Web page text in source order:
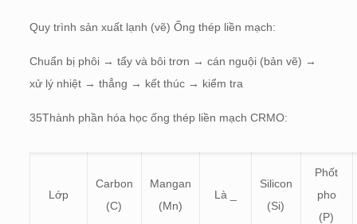
Quy trình sản xuất lạnh (vẽ) Ống thép liền mạch:
Chuẩn bị phôi → tẩy và bôi trơn → cán nguội (bản vẽ) →
xử lý nhiệt → thẳng → kết thúc → kiểm tra
35Thành phần hóa học ống thép liền mạch CRMO:
Lớp
Carbon
(C)
Mangan
(Mn)
Là _
Silicon
(Si)
Phốt
pho
(P)